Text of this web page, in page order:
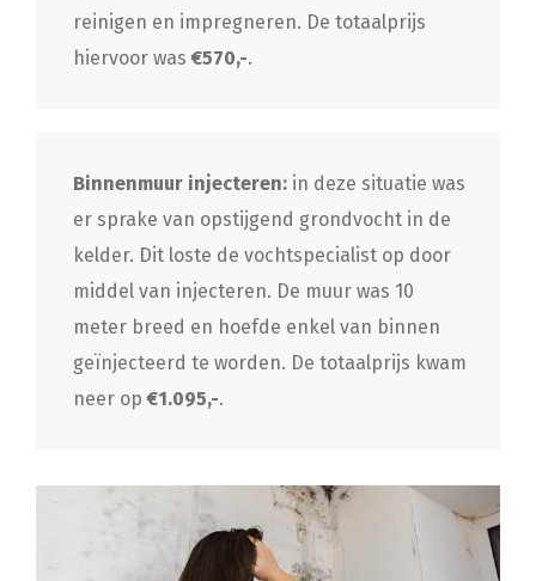
reinigen en impregneren. De totaalprijs
hiervoor was€570,-.
Binnenmuur injecteren: in deze situatie was
er sprake van opstijgend grondvocht in de
kelder. Dit loste de vochtspecialist op door
middel van injecteren. De muur was 10
meter breed en hoefde enkel van binnen
geïnjecteerd te worden. De totaalprijs kwam
neer op€1.095,-.